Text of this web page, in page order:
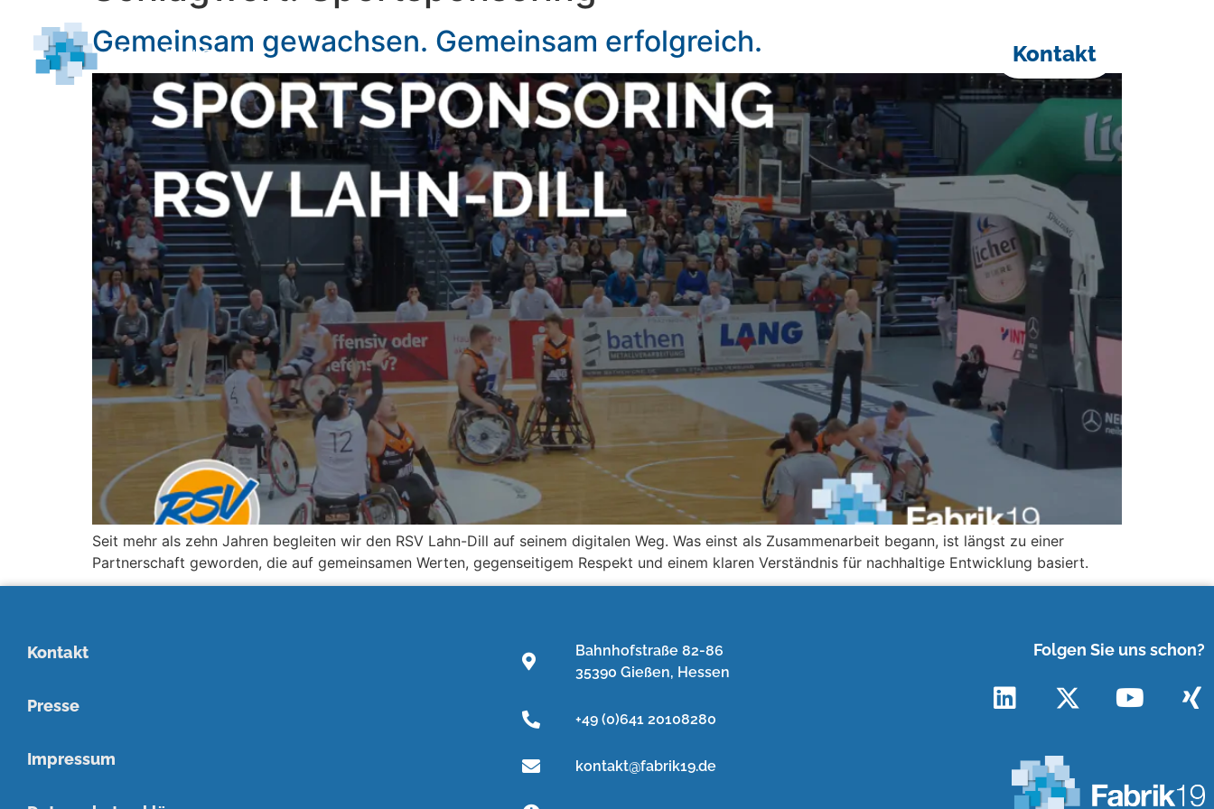
Kontakt
Gemeinsam gewachsen. Gemeinsam erfolgreich.
Seit mehr als zehn Jahren begleiten wir den RSV Lahn-Dill auf seinem digitalen Weg. Was einst als Zusammenarbeit begann, ist längst zu einer
Partnerschaft geworden, die auf gemeinsamen Werten, gegenseitigem Respekt und einem klaren Verständnis für nachhaltige Entwicklung basiert.
Kontakt
Presse
Impressum
Bahnhofstraße 82-86
35390 Gießen, Hessen
+49 (0)641 20108280
kontakt@fabrik19.de
Folgen Sie uns schon?